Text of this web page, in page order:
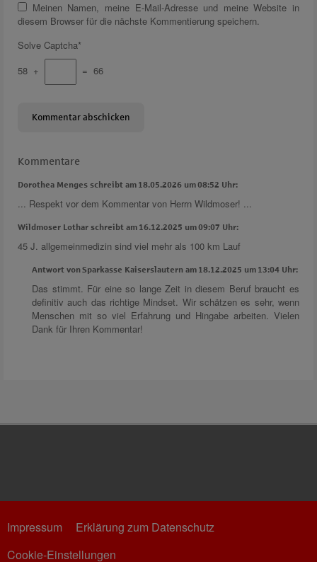
Meinen Namen, meine E-Mail-Adresse und meine Website in
diesem Browser für die nächste Kommentierung speichern.
Solve Captcha*
58 +
= 66
Kommentare
Dorothea Menges schreibt am 18.05.2026 um 08:52 Uhr:
... Respekt vor dem Kommentar von Herrn Wildmoser! ...
Wildmoser Lothar schreibt am 16.12.2025 um 09:07 Uhr:
45 J. allgemeinmedizin sind viel mehr als 100 km Lauf
Antwort von Sparkasse Kaiserslautern am 18.12.2025 um 13:04 Uhr:
Das stimmt. Für eine so lange Zeit in diesem Beruf braucht es
definitiv auch das richtige Mindset. Wir schätzen es sehr, wenn
Menschen mit so viel Erfahrung und Hingabe arbeiten. Vielen
Dank für Ihren Kommentar!
Impressum
Erklärung zum Datenschutz
Cookie-Einstellungen